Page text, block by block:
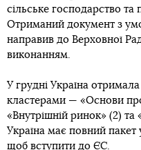
сільське господарство та
Отриманий документ з
направив до Верховної
виконанням.
У грудні Україна
кластерами — «Основи
«Внутрішній ринок» (2) та
Україна має повний пакет
щоб вступити до ЄС.